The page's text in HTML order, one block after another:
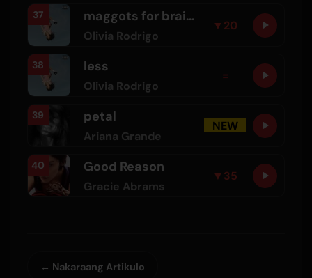
37 maggots for brains
Olivia Rodrigo
▼ 20
38 less
Olivia Rodrigo
=
39 petal
Ariana Grande
NEW
40 Good Reason
Gracie Abrams
▼ 35
← Nakaraang Artikulo